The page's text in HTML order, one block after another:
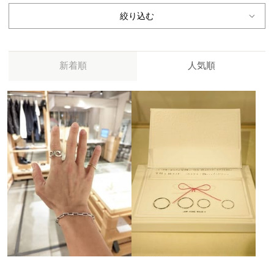
絞り込む
新着順 人気順